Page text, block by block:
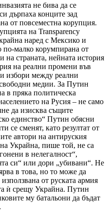
не бива да се
дърпаха конците зад
от повсеместна корупция.
на Transparency
наред с Мексико и
по-малко корумпирана от
страната, нейната история
на реални промени във
избори между реални
медии. За Путин
в пряка политическа
на Русия – не само
да изисква същите
единство“ Путин обясни
се сменят, като резултат от
автори на антируския
Украйна, пише той, не са
в нелегалност“,
си“ или дори „убивани“. Не
в това, но то може да
от руската армия
ѝ срещу Украйна. Путин
му батальони да бъдат